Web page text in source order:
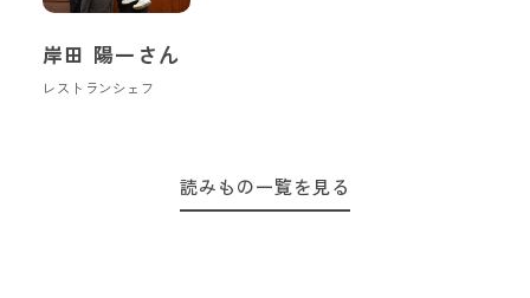
岸田 陽一さん
レストランシェフ
読みもの一覧を見る